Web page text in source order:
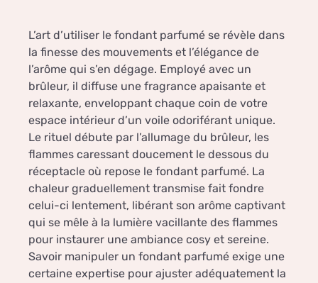
L’art d’utiliser le fondant parfumé se révèle dans
la finesse des mouvements et l’élégance de
l’arôme qui s’en dégage. Employé avec un
brûleur, il diffuse une fragrance apaisante et
relaxante, enveloppant chaque coin de votre
espace intérieur d’un voile odoriférant unique.
Le rituel débute par l’allumage du brûleur, les
flammes caressant doucement le dessous du
réceptacle où repose le fondant parfumé. La
chaleur graduellement transmise fait fondre
celui-ci lentement, libérant son arôme captivant
qui se mêle à la lumière vacillante des flammes
pour instaurer une ambiance cosy et sereine.
Savoir manipuler un fondant parfumé exige une
certaine expertise pour ajuster adéquatement la